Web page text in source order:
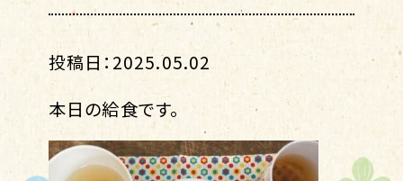
投稿日：2025.05.02
本日の給食です。